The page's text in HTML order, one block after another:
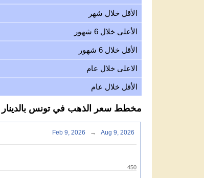
الأقل خلال شهر
الأعلى خلال 6 شهور
الأقل خلال 6 شهور
الاعلى خلال عام
الأقل خلال عام
مخطط سعر الذهب في تونس بالدينار
450
Feb 9, 2026 → Aug 9, 2026